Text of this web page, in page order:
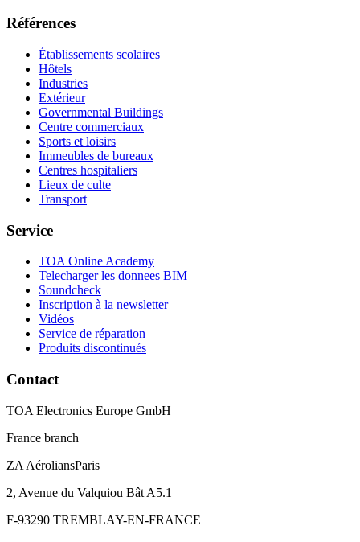
Références
Établissements scolaires
Hôtels
Industries
Extérieur
Governmental Buildings
Centre commerciaux
Sports et loisirs
Immeubles de bureaux
Centres hospitaliers
Lieux de culte
Transport
Service
TOA Online Academy
Telecharger les donnees BIM
Soundcheck
Inscription à la newsletter
Vidéos
Service de réparation
Produits discontinués
Contact
TOA Electronics Europe GmbH
France branch
ZA AéroliansParis
2, Avenue du Valquiou Bât A5.1
F-93290 TREMBLAY-EN-FRANCE